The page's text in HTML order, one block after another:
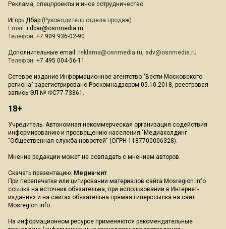
Реклама, спецпроекты и иное сотрудничество:
Игорь Дбар (Руководитель отдела продаж)
Email: i.dbar@osnmedia.ru
Телефон: +7 909 936-02-90
Дополнительные email: reklama@osnmedia.ru, adv@osnmedia.ru
Телефон: +7 495 004-56-11
Сетевое издание Информационное агентство "Вести Московского
региона" зарегистрировано Роскомнадзором 05.10.2018, реестровая
запись ЭЛ № ФС77-73861.
18+
Учредитель: Автономная некоммерческая организация содействия
информированию и просвещению населения "Медиахолдинг
"Общественная служба новостей" (ОГРН 1187700006328).
Мнение редакции может не совпадать с мнением авторов.
Скачать презентацию: Медиа-кит
При перепечатке или цитировании материалов сайта Mosregion.info
ссылка на источник обязательна, при использовании в Интернет-
изданиях и на сайтах обязательна прямая гиперссылка на сайт
Mosregion.info.
На информационном ресурсе применяются рекомендательные